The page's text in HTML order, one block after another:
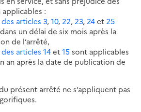
:
des articles 3,10, 22, 23, 24et 25
un délai de six mois après la
de l’arrêté,
des articles 14et15 sont applicables
an après la date de publication de
présent arrêté ne s’appliquent pas